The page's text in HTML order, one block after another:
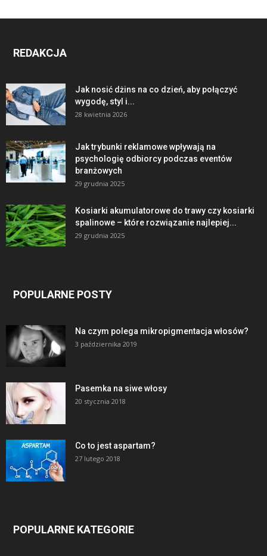
REDAKCJA
Jak nosić dżins na co dzień, aby połączyć
wygodę, styl i...
28 kwietnia 2026
Jak trybunki reklamowe wpływają na
psychologię odbiorcy podczas eventów
branżowych
29 grudnia 2025
Kosiarki akumulatorowe do trawy czy kosiarki
spalinowe – które rozwiązanie najlepiej...
29 grudnia 2025
POPULARNE POSTY
Na czym polega mikropigmentacja włosów?
3 października 2019
Pasemka na siwe włosy
20 stycznia 2018
Co to jest aspartam?
27 lutego 2018
POPULARNE KATEGORIE